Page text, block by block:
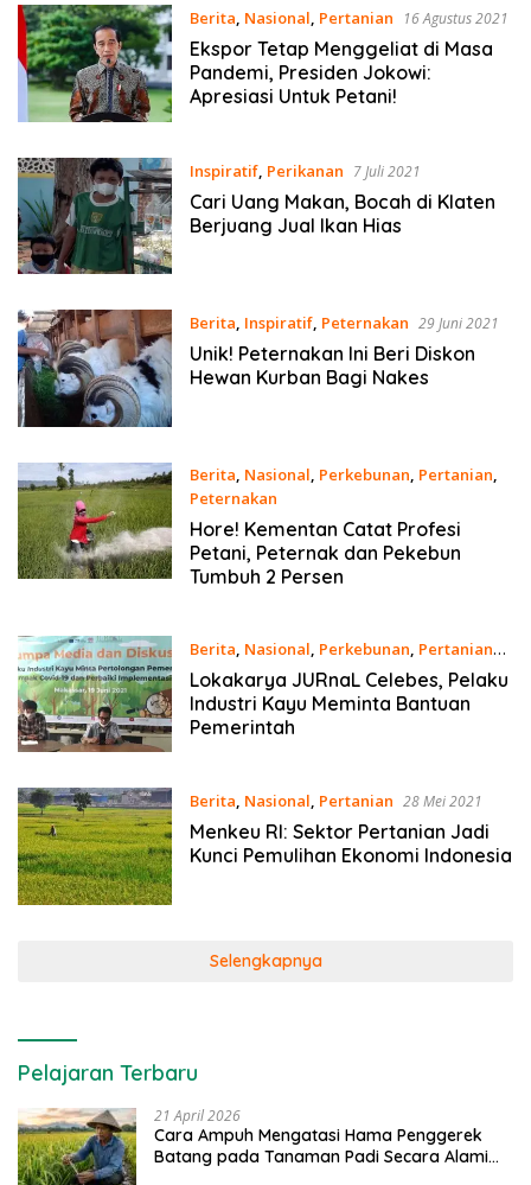
Berita, Nasional, Pertanian 16 Agustus 2021
Ekspor Tetap Menggeliat di Masa
Pandemi, Presiden Jokowi:
Apresiasi Untuk Petani!
Inspiratif, Perikanan 7 Juli 2021
Cari Uang Makan, Bocah di Klaten
Berjuang Jual Ikan Hias
Berita, Inspiratif, Peternakan 29 Juni 2021
Unik! Peternakan Ini Beri Diskon
Hewan Kurban Bagi Nakes
Berita, Nasional, Perkebunan, Pertanian,
Peternakan
22 Juni 2021
Hore! Kementan Catat Profesi
Petani, Peternak dan Pekebun
Tumbuh 2 Persen
Berita, Nasional, Perkebunan, Pertanian
21 Juni 2021
Lokakarya JURnaL Celebes, Pelaku
Industri Kayu Meminta Bantuan
Pemerintah
Berita, Nasional, Pertanian 28 Mei 2021
Menkeu RI: Sektor Pertanian Jadi
Kunci Pemulihan Ekonomi Indonesia
Selengkapnya
Pelajaran Terbaru
21 April 2026
Cara Ampuh Mengatasi Hama Penggerek
Batang pada Tanaman Padi Secara Alami